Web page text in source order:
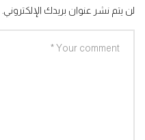
لن يتم نشر عنوان بريدك الإلكتروني.